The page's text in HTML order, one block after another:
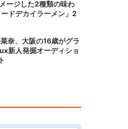
ージした2種類の味わ
ドデカイラーメン」2
奈、大阪の16歳がグラ
新人発掘オーディショ